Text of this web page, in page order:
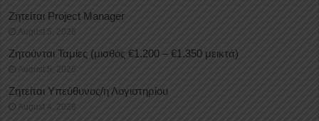
Ζητείται Project Manager
August 5, 2026
Ζητούνται Ταμίες (μισθός €1.200 – €1.350 μεικτά)
August 5, 2026
Ζητείται Υπεύθυνος/η Λογιστηρίου
August 4, 2026